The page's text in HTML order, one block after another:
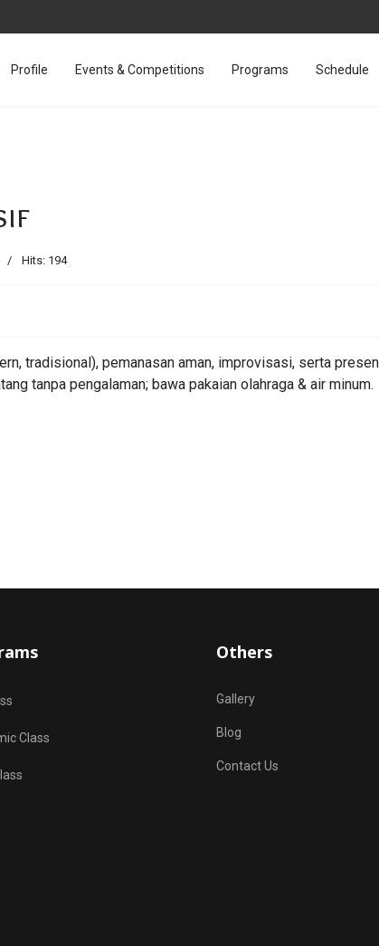
Profile Events & Competitions Programs Schedule
Hits: 194
tradisional), pemanasan aman, improvisasi, serta
tanpa pengalaman; bawa pakaian olahraga & air minum.
Class
Others
Gallery
Blog
Contact Us